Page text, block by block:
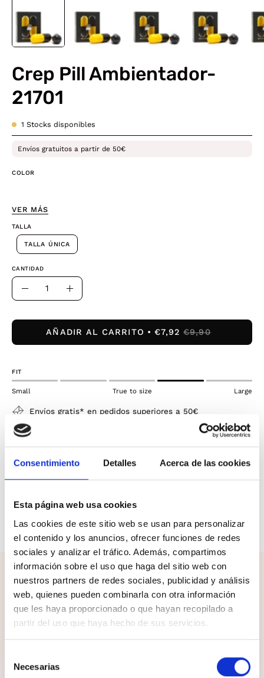
Consentimiento Detalles Acerca de las cookies
Esta página web usa cookies
Las cookies de este sitio web se usan para personalizar
el contenido y los anuncios, ofrecer funciones de redes
sociales y analizar el tráfico. Además, compartimos
información sobre el uso que haga del sitio web con
nuestros partners de redes sociales, publicidad y análisis
web, quienes pueden combinarla con otra información
que les haya proporcionado o que hayan recopilado a
partir del uso que haya hecho de sus servicios.
Necesarias
Crep Pill Ambientador-
21701
1 Stocks disponibles
Envíos gratuitos a partir de 50€
COLOR
VER MÁS
TALLA
TALLA ÚNICA
CANTIDAD
Cantidad
Disminuir
cantidad
Aumentar
AÑADIR AL CARRITO €7,92 €9,90
FIT
Small True to size Large
Envíos gratis* en pedidos superiores a 50€
¡Pruébatelo y si necesitas un cambio tienes 30 días
Envíos y devoluciones
cápsula y le dejara un frescor y aroma en tus
zapatillas. Pack de dos cápsulas.
¡Completa el look!